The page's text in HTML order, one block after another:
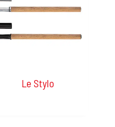
Le Stylo